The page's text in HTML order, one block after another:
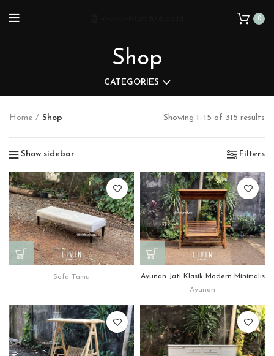
0
Shop
CATEGORIES
Home Shop Showing 1–15 of 315 results
Show sidebar Filters
Sofa Tamu
Ayunan Jati Klasik Modern Minimalis
Ayunan